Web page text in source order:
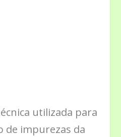
utilizada para
de impurezas da